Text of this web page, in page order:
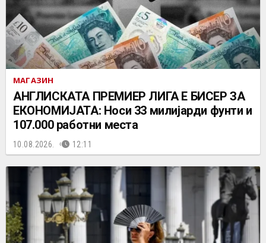
МАГАЗИН
АНГЛИСКАТА ПРЕМИЕР ЛИГА Е БИСЕР ЗА
ЕКОНОМИЈАТА: Носи 33 милијарди фунти и
107.000 работни места
10.08.2026. 12:11